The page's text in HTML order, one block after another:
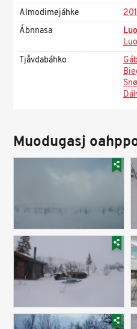
Almodimejáhke
Ábnnasa
Tjåvdabáhko
Snø
Muodugasj